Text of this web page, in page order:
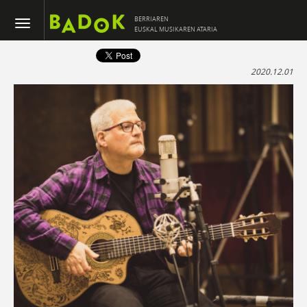
BERRIAREN
EUSKAL MUSIKAREN ATARIA
2020.12.01